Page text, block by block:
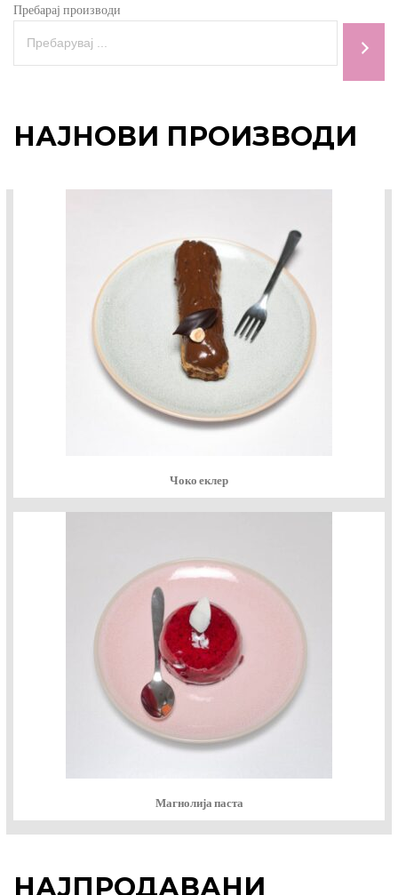
Пребарај производи
НАЈНОВИ ПРОИЗВОДИ
Чоко еклер
Магнолија паста
НАЈПРОДАВАНИ